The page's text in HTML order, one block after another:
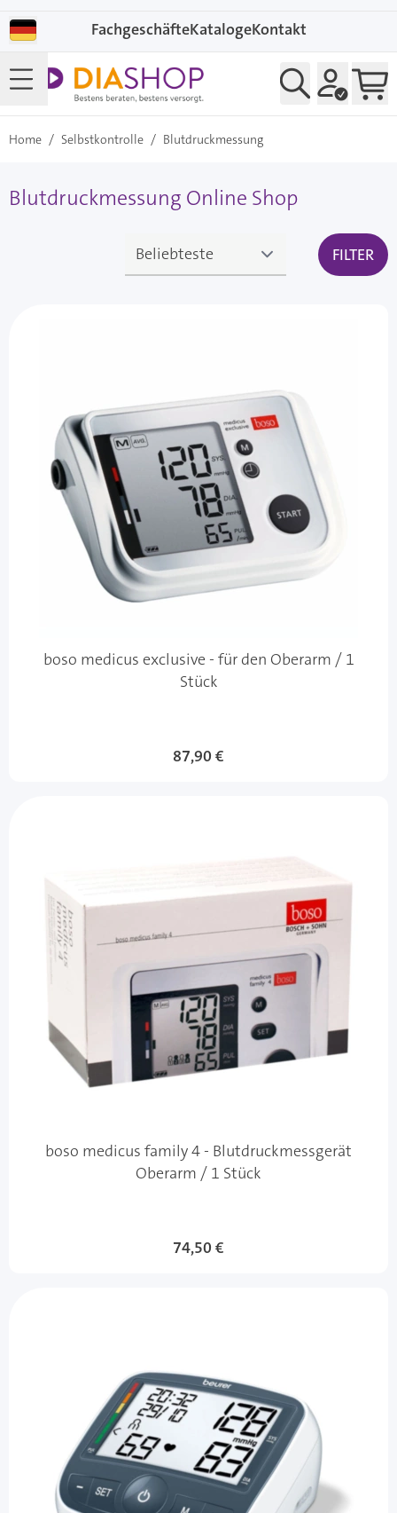
FachgeschäfteKatalogeKontakt
Home / Selbstkontrolle / Blutdruckmessung
Blutdruckmessung Online Shop
FILTER
boso medicus exclusive - für den Oberarm / 1
Stück
87,90 €
boso medicus family 4 - Blutdruckmessgerät
Oberarm / 1 Stück
74,50 €